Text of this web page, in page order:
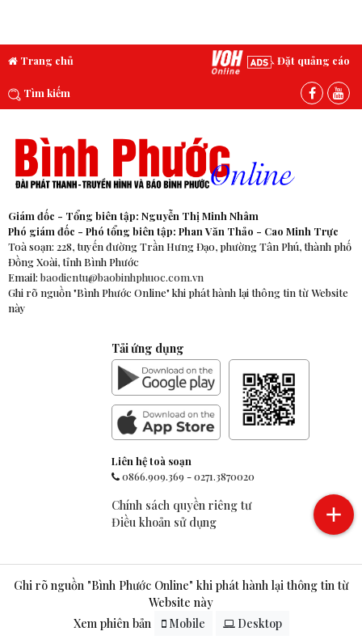
Trang chủ Đặt quảng cáo
Tìm kiếm
Giám đốc - Tổng biên tập: Nguyễn Thị Minh Nhâm
Phó giám đốc - Phó tổng biên tập: Phan Văn Thảo - Cao Minh Trực
Toà soạn: 228, tuyến đường Trần Hưng Đạo, phường Tân Phú, thành phố
Đồng Xoài, tỉnh Bình Phước
Email: baodientu@baobinhphuoc.com.vn
Ghi rõ nguồn "Bình Phước Online" khi phát hành lại thông tin từ Website
này
Tải ứng dụng
Liên hệ toà soạn
0866.909.369-0271.3870020
Chính sách quyền riêng tư
Điều khoản sử dụng
Ghi rõ nguồn "Bình Phước Online" khi phát hành lại thông tin từ
Website này
Xem phiên bản
Mobile Desktop